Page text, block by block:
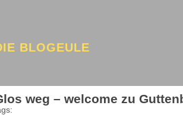
BLOGEULE
weg – welcome zu